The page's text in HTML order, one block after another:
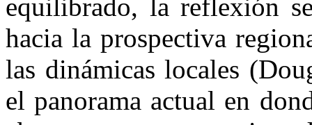
equilibrado, la reflexión
hacia la prospectiva
las dinámicas locales
el panorama actual en